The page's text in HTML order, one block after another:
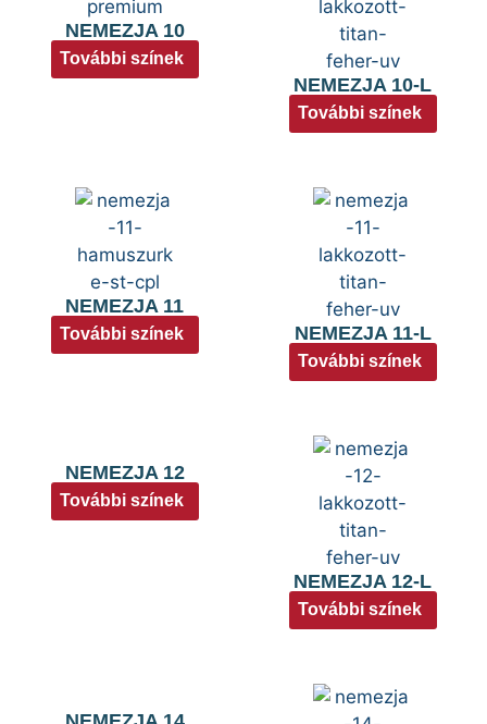
NEMEZJA 10
További színek
NEMEZJA 10-L
További színek
NEMEZJA 11
További színek NEMEZJA 11-L
További színek
NEMEZJA 12
További színek
NEMEZJA 12-L
További színek